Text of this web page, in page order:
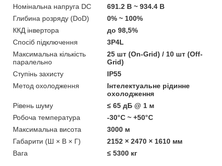
Номінальна напруга DC
691.2 В ~ 934.4 В
Глибина розряду (DoD)
0% ~ 100%
ККД інвертора
до 98,5%
Спосіб підключення
3P4L
Максимальна кількість
паралельно
25 шт (On-Grid) / 10 шт (Off-
Grid)
Ступінь захисту
IP55
Метод охолодження
Інтелектуальне рідинне
охолодження
Рівень шуму
≤ 65 дБ @ 1 м
Робоча температура
-30°C ~ +50°C
Максимальна висота
3000 м
Габарити (Ш × В × Г)
2152 × 2470 × 1610 мм
Вага
≤ 5300 кг